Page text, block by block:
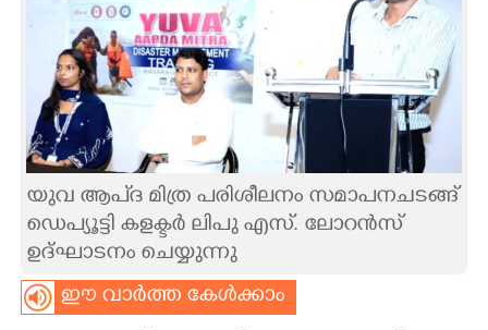
SPIRITUAL
INFO+
ART
ASTRO
CARTOONS
യുവ ആപ്ദ മിത്ര പരിശീലനം സമാപനചടങ്ങ്
ഡെപ്യൂട്ടി കളക്ടർ ലിപു എസ്. ലോറൻസ്
ഉദ്ഘാടനം ചെയ്യുന്നു
ഈ വാർത്ത കേൾക്കാം